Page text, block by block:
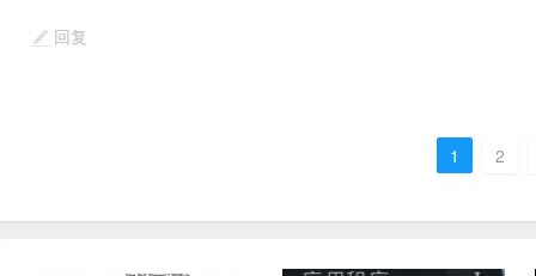
回复
1 2